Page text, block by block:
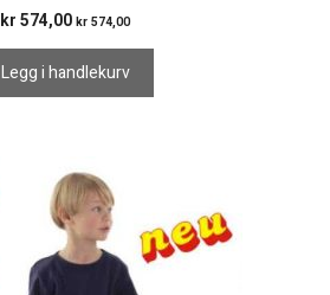
kr 574,00 kr 574,00
Legg i handlekurv